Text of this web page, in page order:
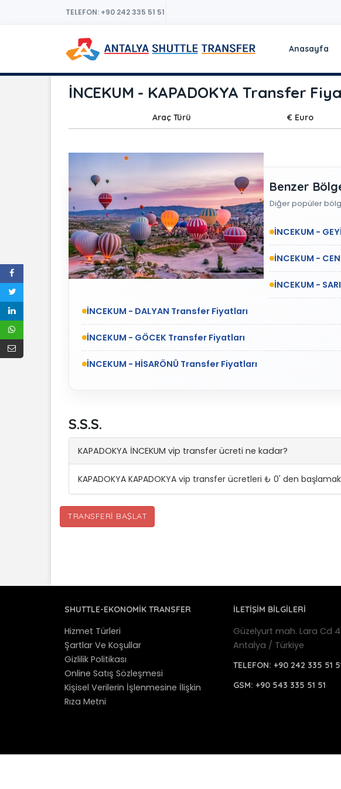
TELEFON: +90 242 335 51 51
Anasayfa
İNCEKUM - KAPADOKYA Transfer
Araç Türü € Euro
Benzer
Diğer popüler
İNCEKUM -
İNCEKUM -
İNCEKUM -
İNCEKUM - DALYAN Transfer Fiyatları
İNCEKUM - GÖCEK Transfer Fiyatları
İNCEKUM - HİSARÖNÜ Transfer Fiyatları
S.S.S.
KAPADOKYA İNCEKUM vip transfer ücreti ne kadar?
KAPADOKYA KAPADOKYA vip transfer ücretleri ₺ 0' den
TRANSFERI BAŞLAT
SHUTTLE-EKONOMIK TRANSFER
Hizmet Türleri
Şartlar Ve Koşullar
Gizlilik Politikası
Online Satış Sözleşmesi
Kişisel Verilerin İşlenmesine İlişkin
Rıza Metni
İLETİŞİM BİLGİLERİ
Güzelyurt mah. Lara Cd
Antalya / Türkiye
TELEFON:+90 242 335 51
GSM:+90 543 335 51 51